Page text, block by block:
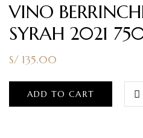
VINO
SYRAH 2021
S/ 135.00
ADD TO CART